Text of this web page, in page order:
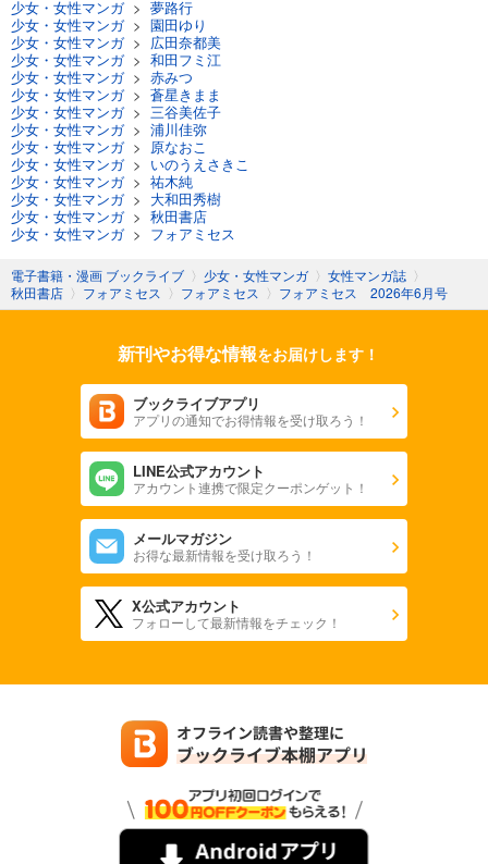
少女・女性マンガ> 夢路行
少女・女性マンガ> 園田ゆり
少女・女性マンガ> 広田奈都美
少女・女性マンガ> 和田フミ江
少女・女性マンガ> 赤みつ
少女・女性マンガ> 蒼星きまま
少女・女性マンガ> 三谷美佐子
少女・女性マンガ> 浦川佳弥
少女・女性マンガ> 原なおこ
少女・女性マンガ> いのうえさきこ
少女・女性マンガ> 祐木純
少女・女性マンガ> 大和田秀樹
少女・女性マンガ> 秋田書店
少女・女性マンガ> フォアミセス
電子書籍・漫画 ブックライブ 〉 少女・女性マンガ 〉 女性マンガ誌 〉
秋田書店 〉 フォアミセス 〉 フォアミセス 〉 フォアミセス 2026年6月号
新刊やお得な情報をお届けします！
ブックライブアプリ
アプリの通知でお得情報を受け取ろう！
LINE公式アカウント
アカウント連携で限定クーポンゲット！
メールマガジン
お得な最新情報を受け取ろう！
X公式アカウント
フォローして最新情報をチェック！